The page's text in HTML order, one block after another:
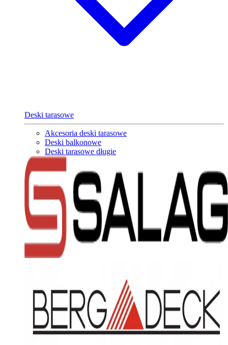
Deski tarasowe
Akcesoria deski tarasowe
Deski balkonowe
Deski tarasowe długie